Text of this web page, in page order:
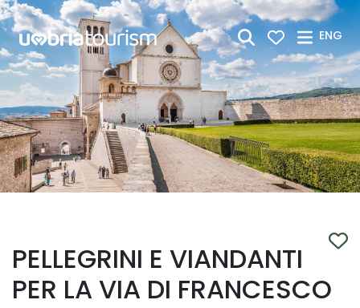
Skip to Main Content
ENG
PELLEGRINI E VIANDANTI
PER LA VIA DI FRANCESCO